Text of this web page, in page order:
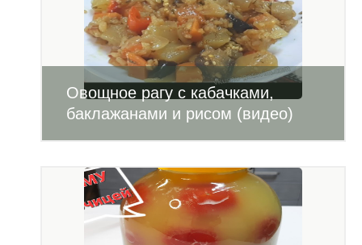
Овощное рагу с кабачками,
баклажанами и рисом (видео)